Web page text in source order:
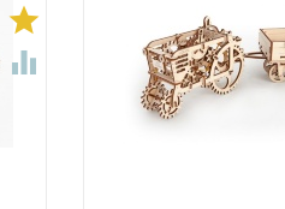

